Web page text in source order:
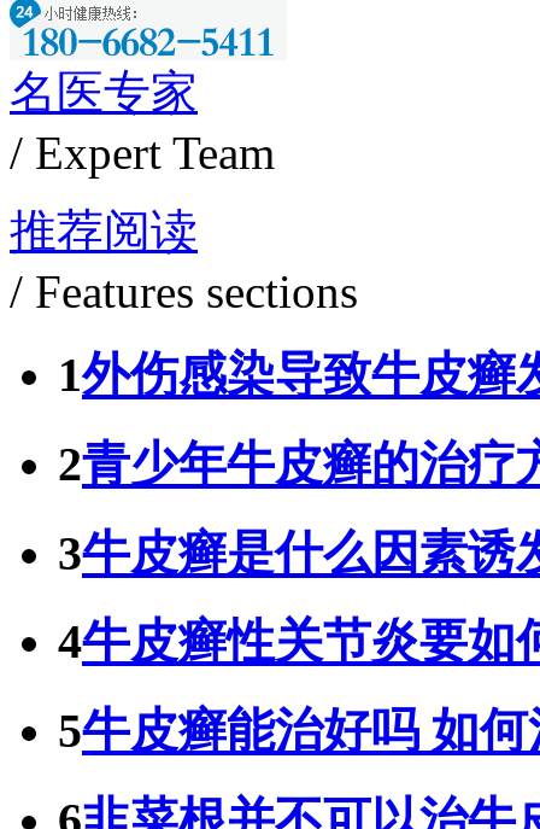
名医专家
/ Expert Team
推荐阅读
/ Features sections
1外伤感染导致牛皮癣
2青少年牛皮癣的治疗
3牛皮癣是什么因素诱
4牛皮癣性关节炎要如
5牛皮癣能治好吗 如